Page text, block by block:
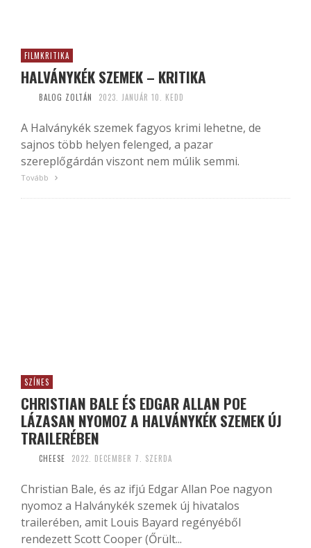
FILMKRITIKA
HALVÁNYKÉK SZEMEK – KRITIKA
BALOG ZOLTÁN 2023. JANUÁR 10. KEDD
A Halványkék szemek fagyos krimi lehetne, de
sajnos több helyen felenged, a pazar
szereplőgárdán viszont nem múlik semmi.
Tovább
SZÍNES
CHRISTIAN BALE ÉS EDGAR ALLAN POE
LÁZASAN NYOMOZ A HALVÁNYKÉK SZEMEK ÚJ
TRAILERÉBEN
CHEESE 2022. DECEMBER 7. SZERDA
Christian Bale, és az ifjú Edgar Allan Poe nagyon
nyomoz a Halványkék szemek új hivatalos
trailerében, amit Louis Bayard regényéből
rendezett Scott Cooper (Őrült...